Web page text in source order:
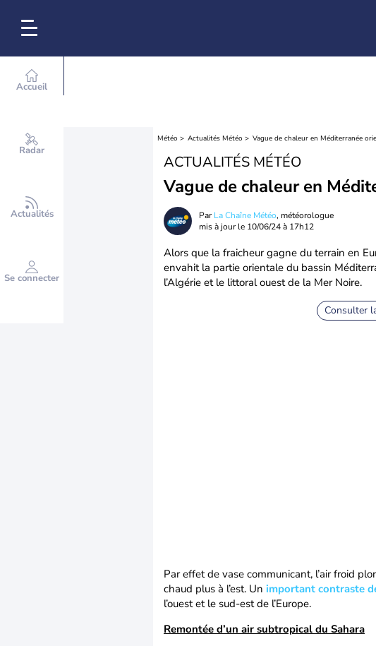
Accueil
Radar
Actualités
Se connecter
Météo Actualités Météo Vague de chaleur en Méditerranée
ACTUALITÉS MÉTÉO
Vague de chaleur en
ParLa Chaîne Météo, météorologue
mis à jour le 10/06/24 à 17h12
Alors que la fraicheur gagne du terrain en
envahit la partie orientale du bassin
l’Algérie et le littoral ouest de la Mer Noire.
Consulter
Par effet de vase communicant, l’air froid
chaud plus à l’est. Un important contraste
l’ouest et le sud-est de l’Europe.
Remontée d’un air subtropical du Sahara